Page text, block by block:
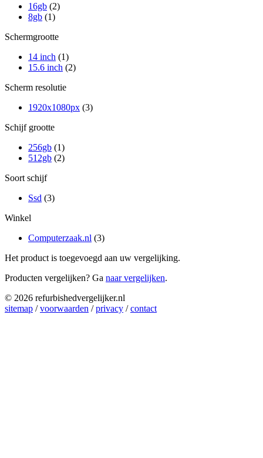
16gb (2)
8gb (1)
Schermgrootte
14 inch (1)
15.6 inch (2)
Scherm resolutie
1920x1080px (3)
Schijf grootte
256gb (1)
512gb (2)
Soort schijf
Ssd (3)
Winkel
Computerzaak.nl (3)
Het product is toegevoegd aan uw vergelijking.
Producten vergelijken? Ga naar vergelijken.
© 2026 refurbishedvergelijker.nl
sitemap /voorwaarden /privacy /contact